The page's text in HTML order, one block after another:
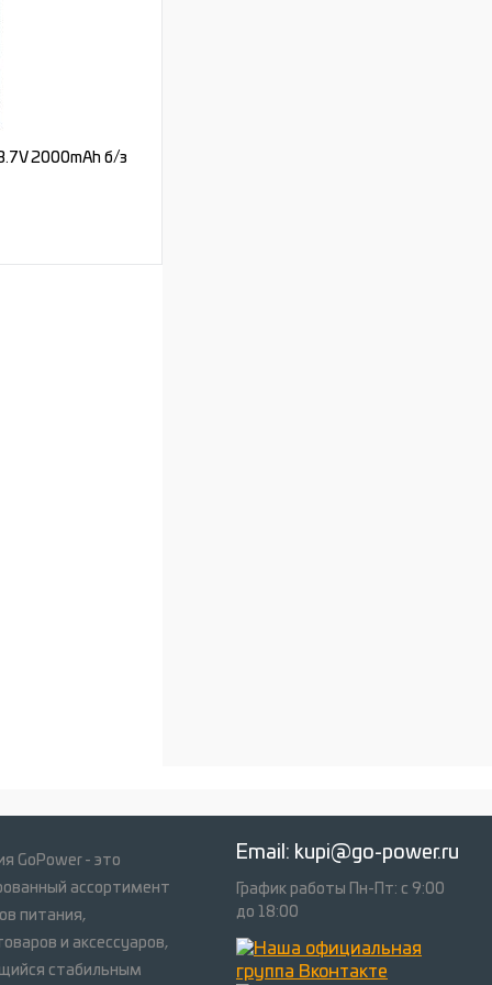
2000mAh б/з
GoPower - это
ассортимент
питания,
и аксессуаров,
стабильным
Email: kupi@go-power.ru
График работы Пн-Пт: с 9:00
до 18:00